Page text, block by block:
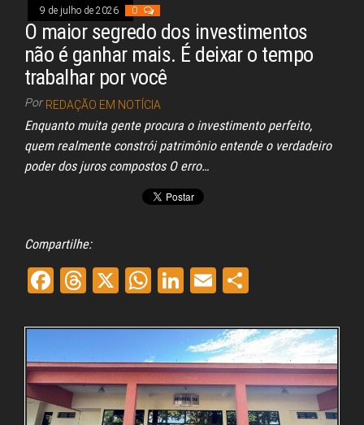
9 de julho de 2026 0
O maior segredo dos investimentos
não é ganhar mais. É deixar o tempo
trabalhar por você
Por REDAÇÃO EM NOTÍCIA
Enquanto muita gente procura o investimento perfeito,
quem realmente constrói patrimônio entende o verdadeiro
poder dos juros compostos O erro…
Compartilhe:
Fa
bo
ok
Th
ad
s
X
W
ts
A
pp
Li
ed
In
E
ail e